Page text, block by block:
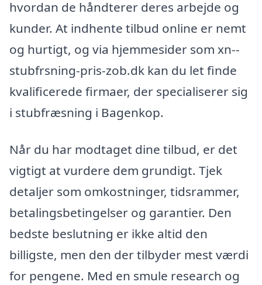
hvordan de håndterer deres arbejde og
kunder. At indhente tilbud online er nemt
og hurtigt, og via hjemmesider som xn--
stubfrsning-pris-zob.dk kan du let finde
kvalificerede firmaer, der specialiserer sig
i stubfræsning i Bagenkop.
Når du har modtaget dine tilbud, er det
vigtigt at vurdere dem grundigt. Tjek
detaljer som omkostninger, tidsrammer,
betalingsbetingelser og garantier. Den
bedste beslutning er ikke altid den
billigste, men den der tilbyder mest værdi
for pengene. Med en smule research og